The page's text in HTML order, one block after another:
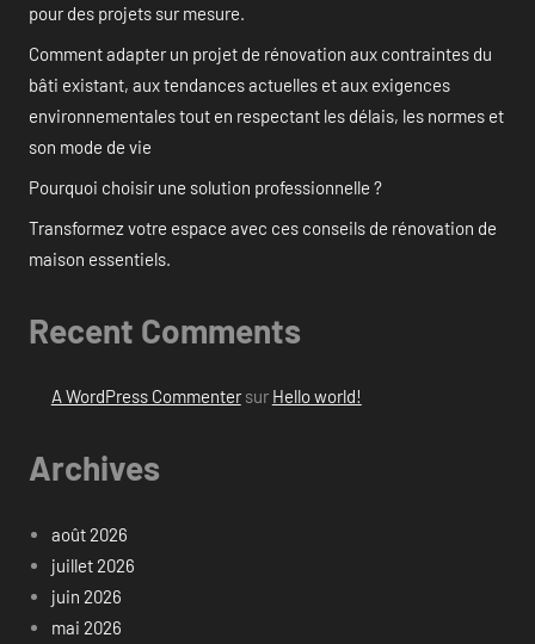
pour des projets sur mesure.
Comment adapter un projet de rénovation aux contraintes du
bâti existant, aux tendances actuelles et aux exigences
environnementales tout en respectant les délais, les normes et
son mode de vie
Pourquoi choisir une solution professionnelle ?
Transformez votre espace avec ces conseils de rénovation de
maison essentiels.
Recent Comments
A WordPress Commentersur Hello world!
Archives
août 2026
juillet 2026
juin 2026
mai 2026